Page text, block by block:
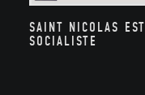
SAINT NICOLAS EST
SOCIALISTE